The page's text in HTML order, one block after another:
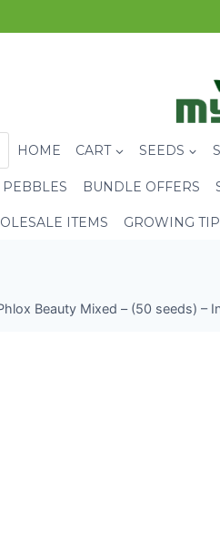
HOME CART SEEDS
PEBBLES BUNDLE OFFERS
ITEMS GROWING
Beauty Mixed – (50 seeds) –